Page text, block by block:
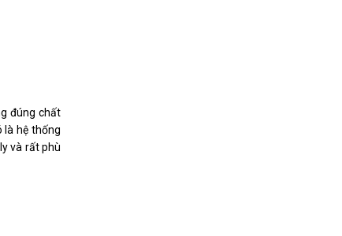
đúng chất
là hệ thống
và rất phù